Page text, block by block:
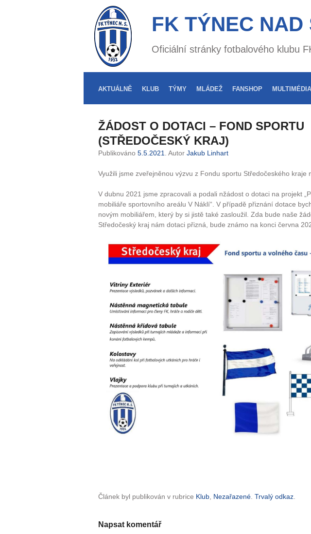
FK TÝNEC NAD
Oficiální stránky fotbalového klubu
AKTUÁLNĚ KLUB TÝMY MLÁDEŽ FANSHOP MULTIMÉDIA
ŽÁDOST O DOTACI – FOND SPORTU
(STŘEDOČESKÝ KRAJ)
Publikováno 5.5.2021 . Autor Jakub Linhart
Využili jsme zveřejněnou výzvu z Fondu sportu Středočeského kraje
V dubnu 2021 jsme zpracovali a podali nžádost o dotaci na projekt
mobiliáře sportovního areálu V Náklí“. V případě přiznání dotace
novým mobiliářem, který by si jistě také zasloužil. Zda bude naše
Středočeský kraj nám dotaci přizná, bude známo na konci června
Článek byl publikován v rubrice Klub Nezařazené Trvalý odkaz
Napsat komentář